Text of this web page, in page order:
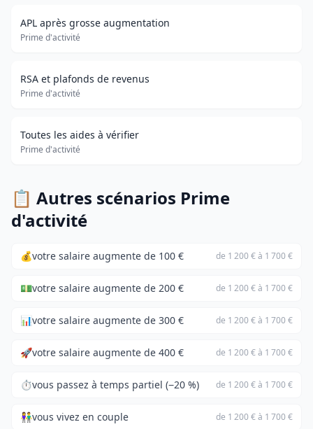
APL après grosse augmentation
Prime d'activité
RSA et plafonds de revenus
Prime d'activité
Toutes les aides à vérifier
Prime d'activité
📋 Autres scénarios Prime
d'activité
💰votre salaire augmente de 100 € de 1 200 € à 1 700 €
💵votre salaire augmente de 200 € de 1 200 € à 1 700 €
📊votre salaire augmente de 300 € de 1 200 € à 1 700 €
🚀votre salaire augmente de 400 € de 1 200 € à 1 700 €
⏱️vous passez à temps partiel (−20 %) de 1 200 € à 1 700 €
👫vous vivez en couple de 1 200 € à 1 700 €